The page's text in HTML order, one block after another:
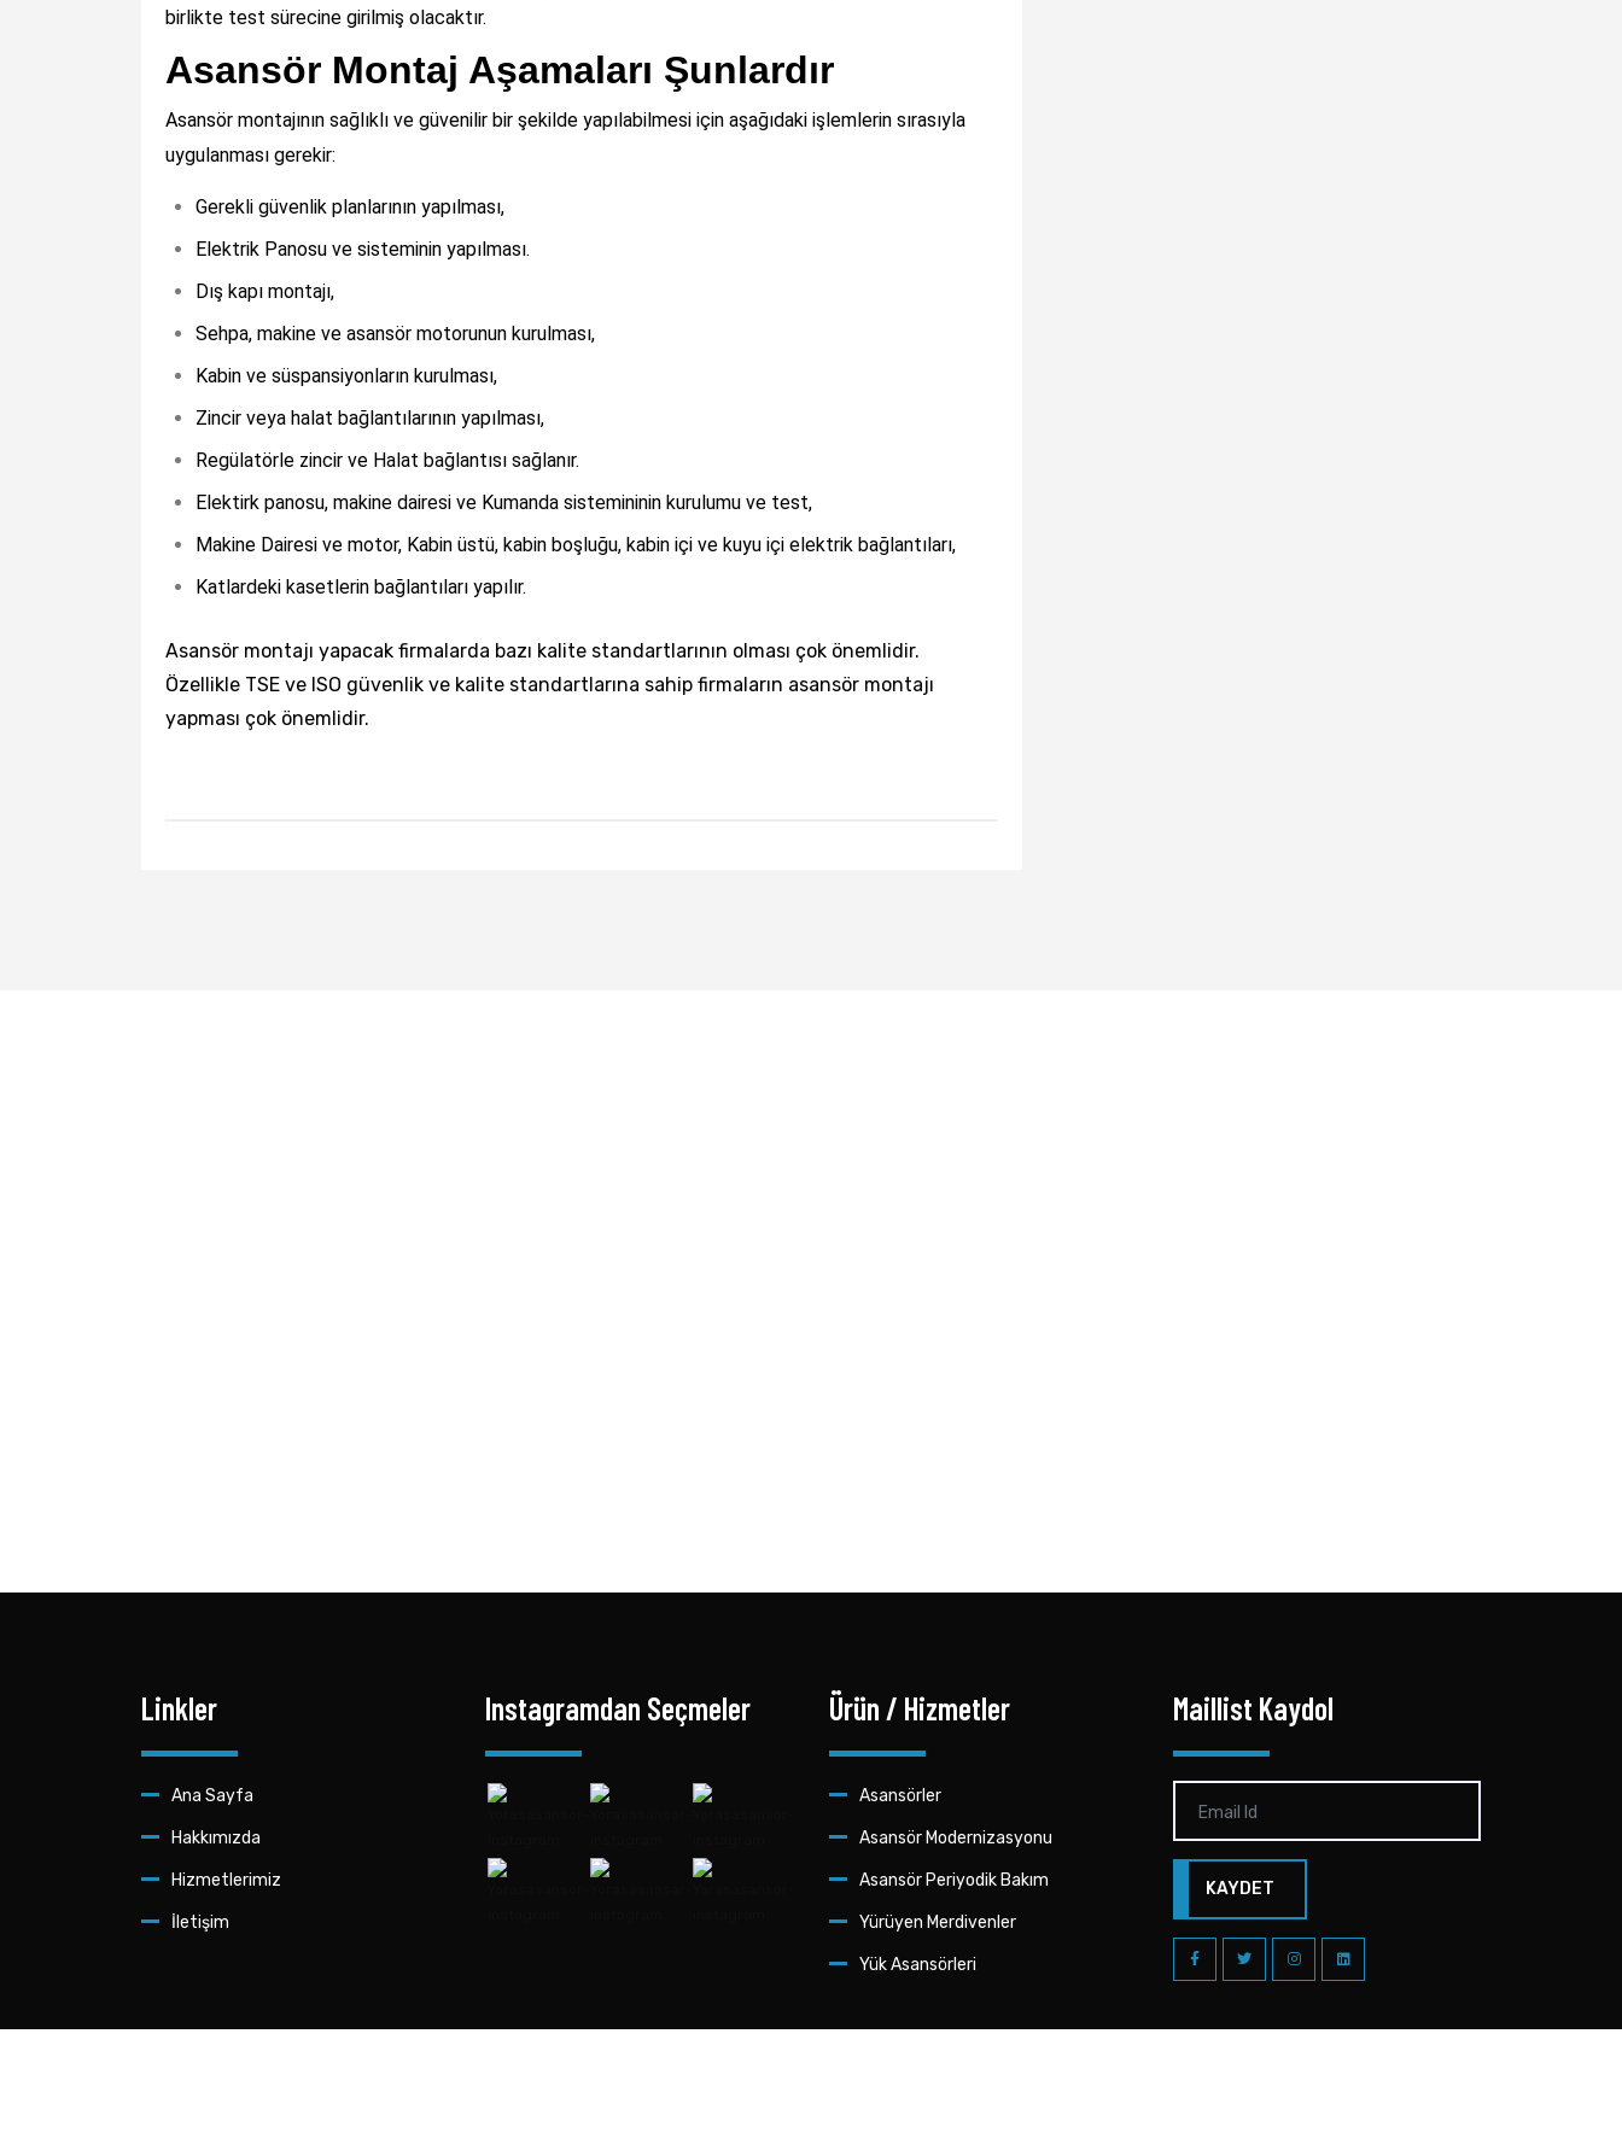
birlikte test sürecine girilmiş olacaktır.
Asansör Montaj Aşamaları Şunlardır
Asansör montajının sağlıklı ve güvenilir bir şekilde yapılabilmesi için aşağıdaki işlemlerin sırasıyla
uygulanması gerekir:
Gerekli güvenlik planlarının yapılması,
Elektrik Panosu ve sisteminin yapılması.
Dış kapı montajı,
Sehpa, makine ve asansör motorunun kurulması,
Kabin ve süspansiyonların kurulması,
Zincir veya halat bağlantılarının yapılması,
Regülatörle zincir ve Halat bağlantısı sağlanır.
Elektirk panosu, makine dairesi ve Kumanda sistemininin kurulumu ve test,
Makine Dairesi ve motor, Kabin üstü, kabin boşluğu, kabin içi ve kuyu içi elektrik bağlantıları,
Katlardeki kasetlerin bağlantıları yapılır.
Asansör montajı yapacak firmalarda bazı kalite standartlarının olması çok önemlidir.
Özellikle TSE ve ISO güvenlik ve kalite standartlarına sahip firmaların asansör montajı
yapması çok önemlidir.
Linkler
Ana Sayfa
Hakkımızda
Hizmetlerimiz
İletişim
Instagramdan Seçmeler Ürün / Hizmetler
Asansörler
Asansör Modernizasyonu
Asansör Periyodik Bakım
Yürüyen Merdivenler
Yük Asansörleri
Maillist Kaydol
KAYDET